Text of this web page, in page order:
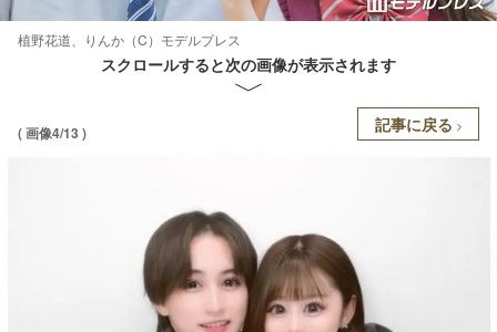
植野花道、りんか（C）モデルプレス
スクロールすると次の画像が表示されます
( 画像4/13 ) 記事に戻る